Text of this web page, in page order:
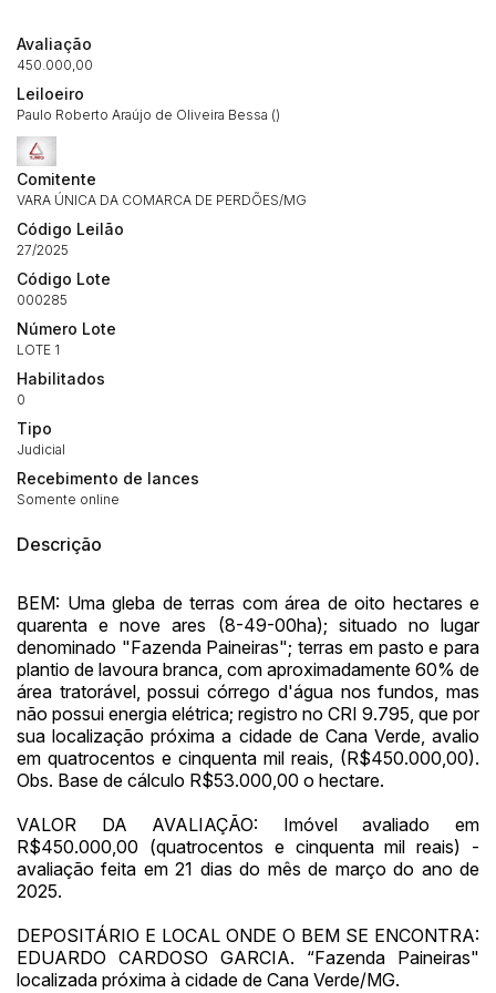
Avaliação
450.000,00
Leiloeiro
Paulo Roberto Araújo de Oliveira Bessa ()
Comitente
VARA ÚNICA DA COMARCA DE PERDÕES/MG
Código Leilão
27/2025
Código Lote
000285
Número Lote
LOTE 1
Habilitados
0
Tipo
Judicial
Recebimento de lances
Somente online
Descrição
BEM: Uma gleba de terras com área de oito hectares e
quarenta e nove ares (8-49-00ha); situado no lugar
denominado "Fazenda Paineiras"; terras em pasto e para
plantio de lavoura branca, com aproximadamente 60% de
área tratorável, possui córrego d'água nos fundos, mas
não possui energia elétrica; registro no CRI 9.795, que por
sua localização próxima a cidade de Cana Verde, avalio
em quatrocentos e cinquenta mil reais, (R$450.000,00).
Obs. Base de cálculo R$53.000,00 o hectare.
VALOR DA AVALIAÇÃO: Imóvel avaliado em
R$450.000,00 (quatrocentos e cinquenta mil reais) -
avaliação feita em 21 dias do mês de março do ano de
2025.
DEPOSITÁRIO E LOCAL ONDE O BEM SE ENCONTRA:
EDUARDO CARDOSO GARCIA. “Fazenda Paineiras"
localizada próxima à cidade de Cana Verde/MG.
(Art. 895, CPC)
Clique aqui para fazer login
Habilite-se para efetuar lances ou
propostas